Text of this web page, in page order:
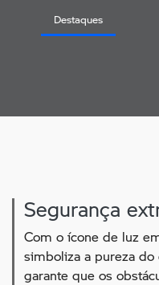
Destaques
Segurança
Com o ícone de luz
simboliza a pureza
garante que os